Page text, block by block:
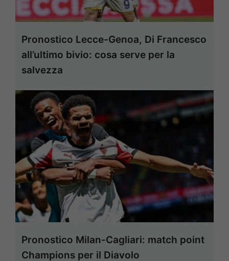
Pronostico Lecce-Genoa, Di Francesco
all’ultimo bivio: cosa serve per la
salvezza
Pronostico Milan-Cagliari: match point
Champions per il Diavolo